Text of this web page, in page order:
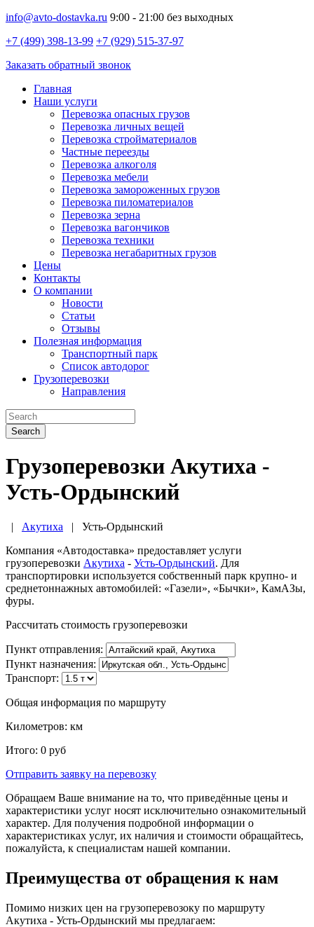
info@avto-dostavka.ru 9:00 - 21:00 без выходных
+7 (499) 398-13-99 +7 (929) 515-37-97
Заказать обратный звонок
Главная
Наши услуги
Перевозка опасных грузов
Перевозка личных вещей
Перевозка стройматериалов
Частные переезды
Перевозка алкоголя
Перевозка мебели
Перевозка замороженных грузов
Перевозка пиломатериалов
Перевозка зерна
Перевозка вагончиков
Перевозка техники
Перевозка негабаритных грузов
Цены
Контакты
О компании
Новости
Статьи
Отзывы
Полезная информация
Транспортный парк
Список автодорог
Грузоперевозки
Направления
Search
Грузоперевозки Акутиха -
Усть-Ордынский
| Акутиха | Усть-Ордынский
Компания «Автодоставка» предоставляет услуги
грузоперевозки Акутиха - Усть-Ордынский. Для
транспортировки используется собственный парк крупно- и
среднетоннажных автомобилей: «Газели», «Бычки», КамАЗы,
фуры.
Рассчитать стоимость грузоперевозки
Пункт отправления:
Пункт назначения:
Транспорт:
Общая информация по маршруту
Километров: км
Итого: 0 руб
Отправить заявку на перевозку
Обращаем Ваше внимание на то, что приведённые цены и
характеристики услуг носят исключительно ознакомительный
характер. Для получения подробной информации о
характеристиках услуг, их наличия и стоимости обращайтесь,
пожалуйста, к специалистам нашей компании.
Преимущества от обращения к нам
Помимо низких цен на грузоперевозоку по маршруту
Акутиха - Усть-Ордынский мы предлагаем: